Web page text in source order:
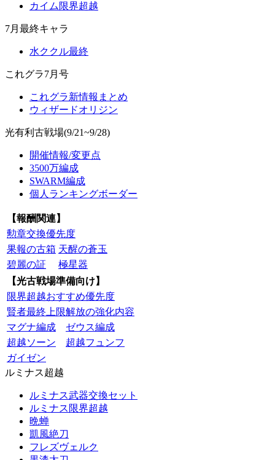
カイム限界超越
7月最終キャラ
水ククル最終
これグラ7月号
これグラ新情報まとめ
ウィザードオリジン
光有利古戦場(9/21~9/28)
開催情報/変更点
3500万編成
SWARM編成
個人ランキングボーダー
【報酬関連】
勲章交換優先度
果報の古箱 天醒の蒼玉
碧麗の証
極星器
【光古戦場準備向け】
限界超越おすすめ優先度
賢者最終上限解放の強化内容
マグナ編成
ゼウス編成
超越ソーン
超越フュンフ
ガイゼン
ルミナス超越
ルミナス武器交換セット
ルミナス限界超越
晩蝉
凱風絶刀
フレズヴェルク